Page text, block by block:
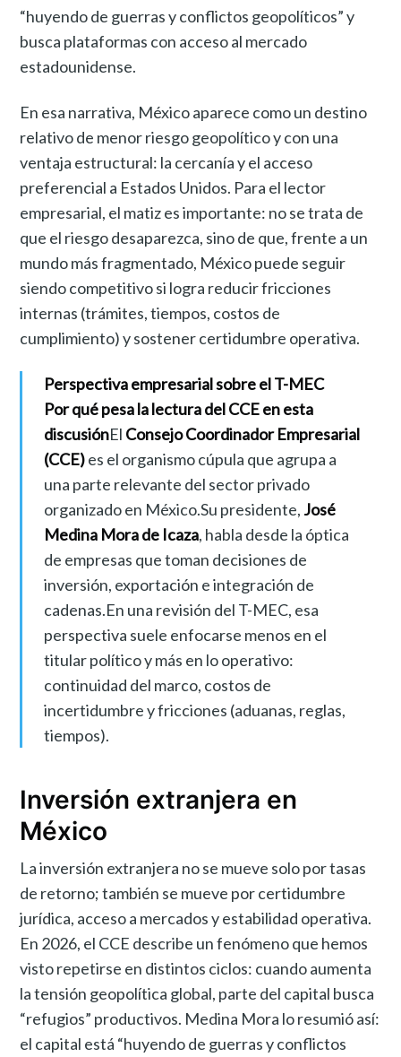
“huyendo de guerras y conflictos geopolíticos” y
busca plataformas con acceso al mercado
estadounidense.
En esa narrativa, México aparece como un destino
relativo de menor riesgo geopolítico y con una
ventaja estructural: la cercanía y el acceso
preferencial a Estados Unidos. Para el lector
empresarial, el matiz es importante: no se trata de
que el riesgo desaparezca, sino de que, frente a un
mundo más fragmentado, México puede seguir
siendo competitivo si logra reducir fricciones
internas (trámites, tiempos, costos de
cumplimiento) y sostener certidumbre operativa.
Perspectiva empresarial sobre el T-MEC
Por qué pesa la lectura del CCE en esta
discusiónEl Consejo Coordinador Empresarial
(CCE)es el organismo cúpula que agrupa a
una parte relevante del sector privado
organizado en México.Su presidente, José
Medina Mora de Icaza, habla desde la óptica
de empresas que toman decisiones de
inversión, exportación e integración de
cadenas.En una revisión del T-MEC, esa
perspectiva suele enfocarse menos en el
titular político y más en lo operativo:
continuidad del marco, costos de
incertidumbre y fricciones (aduanas, reglas,
tiempos).
Inversión extranjera en
México
La inversión extranjera no se mueve solo por tasas
de retorno; también se mueve por certidumbre
jurídica, acceso a mercados y estabilidad operativa.
En 2026, el CCE describe un fenómeno que hemos
visto repetirse en distintos ciclos: cuando aumenta
la tensión geopolítica global, parte del capital busca
“refugios” productivos. Medina Mora lo resumió así:
el capital está “huyendo de guerras y conflictos